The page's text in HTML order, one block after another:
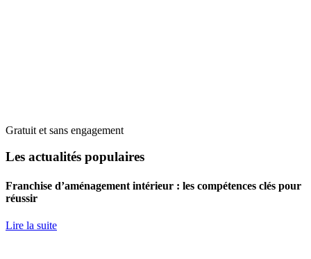
Gratuit et sans engagement
Les actualités populaires
Franchise d’aménagement intérieur : les compétences clés pour
réussir
Lire la suite